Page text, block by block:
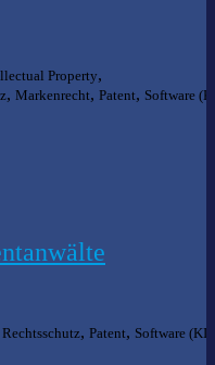
Property,
, Markenrecht, Patent, Software
, Patent, Software (KI)